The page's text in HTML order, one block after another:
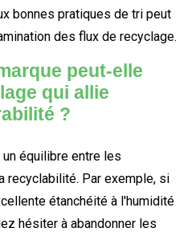
bonnes pratiques de tri peut
des flux de recyclage.
peut-elle
qui allie
?
équilibre entre les
recyclabilité. Par exemple, si
étanchéité à l'humidité
hésiter à abandonner les